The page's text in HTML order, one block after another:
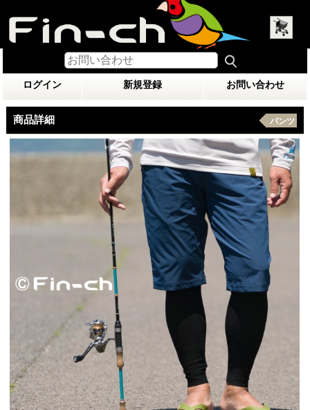
ログイン 新規登録 お問い合わせ
商品詳細 パンツ